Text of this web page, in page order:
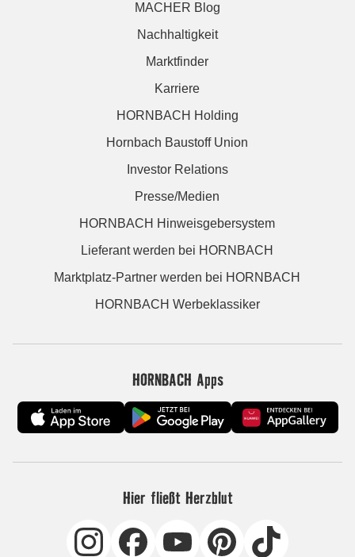
MACHER Blog
Nachhaltigkeit
Marktfinder
Karriere
HORNBACH Holding
Hornbach Baustoff Union
Investor Relations
Presse/Medien
HORNBACH Hinweisgebersystem
Lieferant werden bei HORNBACH
Marktplatz-Partner werden bei HORNBACH
HORNBACH Werbeklassiker
HORNBACH Apps
Hier fließt Herzblut